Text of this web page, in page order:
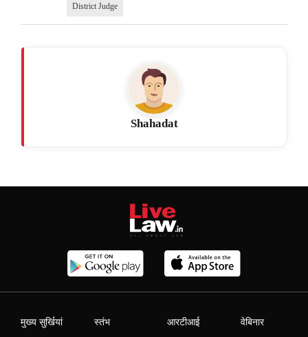
District Judge
Shahadat
मुख्य सुर्खियां स्तंभ आरटीआई वेबिनार